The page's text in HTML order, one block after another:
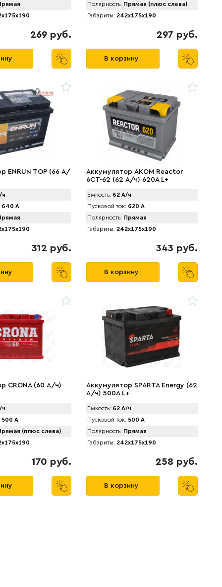
269 руб.
Полярность: Прямая (плюс слева)
Габариты: 242x175x190
297 руб.
В корзину
ENRUN TOP (66 А/
640 А
312 руб.
Аккумулятор AКOM Reactor
6CT-62 (62 А/ч) 620A L+
Емкость: 62 А/ч
Пусковой ток: 620 А
Полярность: Прямая
Габариты: 242x175x190
343 руб.
В корзину
CRONA (60 А/ч)
500 А
(плюс слева)
170 руб.
Аккумулятор SPАRTA Energy (62
А/ч) 500A L+
Емкость: 62 А/ч
Пусковой ток: 500 А
Полярность: Прямая
Габариты: 242x175x190
258 руб.
В корзину